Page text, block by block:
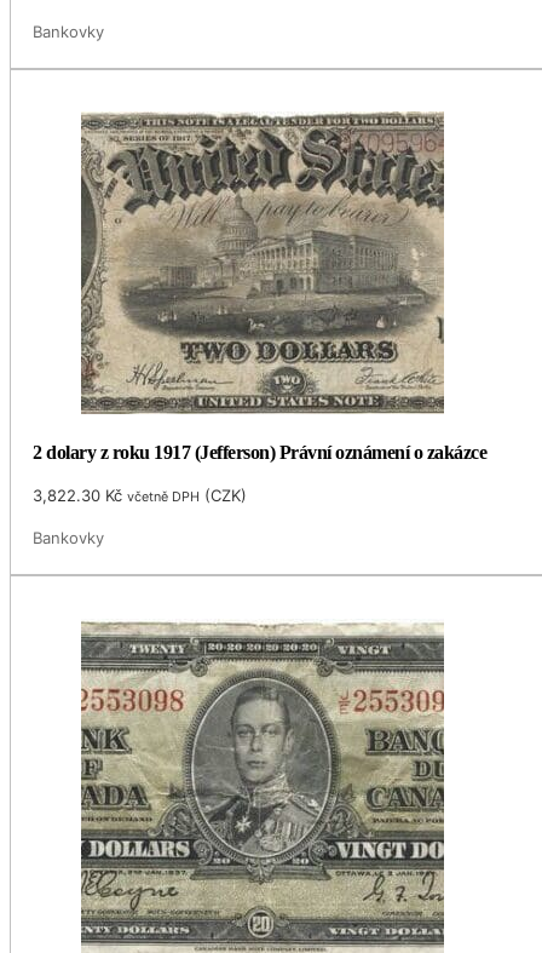
Bankovky
2 dolary z roku 1917 (Jefferson) Právní oznámení o zakázce
3,822.30 Kč včetně DPH (CZK)
Bankovky